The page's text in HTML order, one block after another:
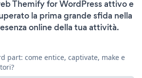
Themify for WordPress attivo e
la prima grande sfida nella
online della tua attività.
part: come entice, captivate, make e